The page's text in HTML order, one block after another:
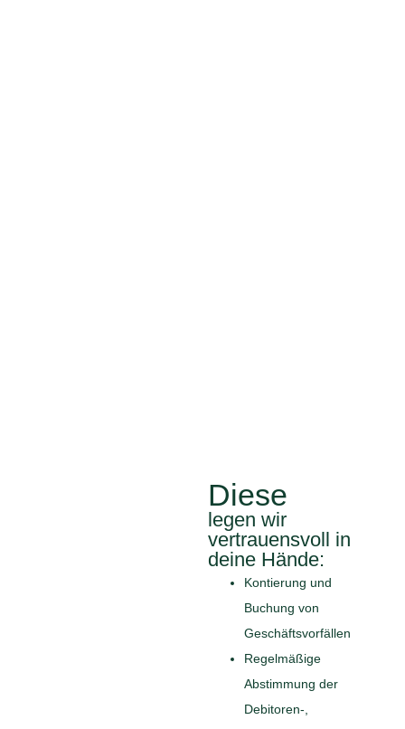
Diese
legen wir
vertrauensvoll in
deine Hände:
Kontierung und
Buchung von
Geschäftsvorfällen
Regelmäßige
Abstimmung der
Debitoren-,